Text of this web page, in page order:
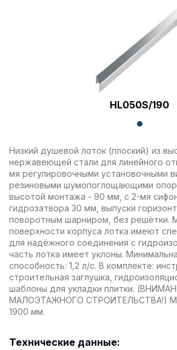
HL050S/190
Низкий душевой лоток (плоский) из
нержавеющей стали для линейного
мя регулировочными установочными
резиновыми шумопоглощающими
высотой монтажа - 90 мм, с 2-мя
гидрозатвора 30 мм, выпуски
поворотным шарниром, без решётки.
поверхности корпуса лотка имеют
для надёжного соединения с
часть лотка имеет уклоны.
способность: 1,2 л/с. В комплекте:
строительная заглушка,
шаблоны для укладки плитки.
МАЛОЭТАЖНОГО СТРОИТЕЛЬСТВА!)
1900 мм.
Технические данные: